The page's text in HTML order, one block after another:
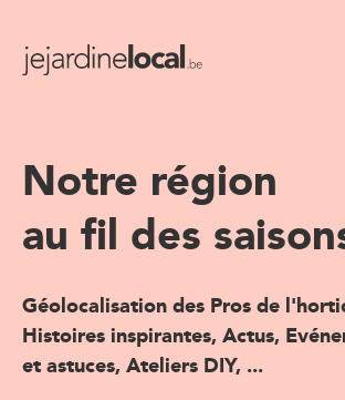
Notre région
au fil des
Géolocalisation des Pros de
Histoires inspirantes, Actus,
et astuces, Ateliers DIY, ...